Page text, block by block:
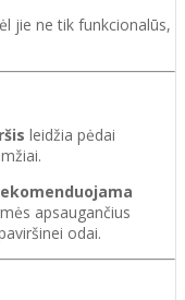
jie ne tik funkcionalūs,
leidžia pėdai
apsaugančius
odai.